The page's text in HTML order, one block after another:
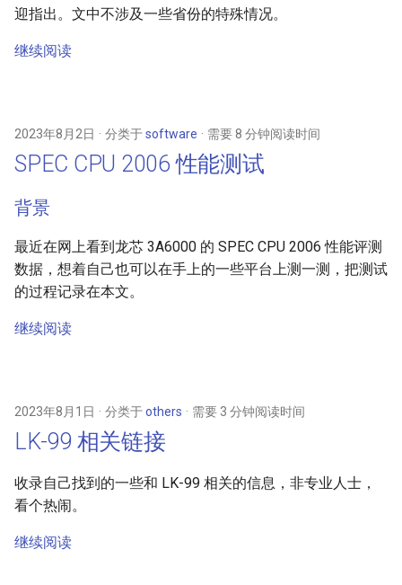
迎指出。文中不涉及一些省份的特殊情况。
继续阅读
2023年8月2日 分类于software 需要 8 分钟阅读时间
SPEC CPU 2006 性能测试
背景
最近在网上看到龙芯 3A6000 的 SPEC CPU 2006 性能评测
数据，想着自己也可以在手上的一些平台上测一测，把测试
的过程记录在本文。
继续阅读
2023年8月1日 分类于others 需要 3 分钟阅读时间
LK-99 相关链接
收录自己找到的一些和 LK-99 相关的信息，非专业人士，
看个热闹。
继续阅读